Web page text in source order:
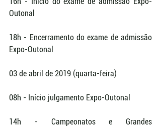
Outonal
18h - Encerramento do exame de admissão
Expo-Outonal
03 de abril de 2019 (quarta-feira)
08h - Início julgamento Expo-Outonal
14h - Campeonatos e Grandes